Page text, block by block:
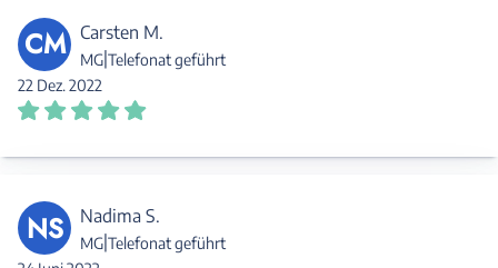
CM Carsten M.
MG|Telefonat geführt
22 Dez. 2022
NS Nadima S.
MG Telefonat geführt